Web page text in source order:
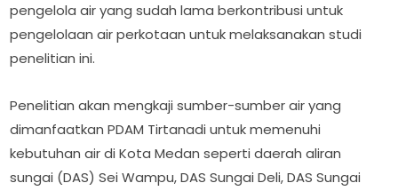
pengelola air yang sudah lama berkontribusi untuk
pengelolaan air perkotaan untuk melaksanakan studi
penelitian ini.
Penelitian akan mengkaji sumber-sumber air yang
dimanfaatkan PDAM Tirtanadi untuk memenuhi
kebutuhan air di Kota Medan seperti daerah aliran
sungai (DAS) Sei Wampu, DAS Sungai Deli, DAS Sungai